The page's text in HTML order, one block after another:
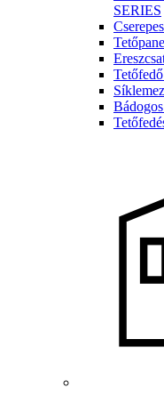
SERIES